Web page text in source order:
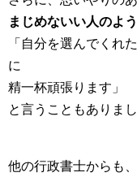
まじめないい人のよ
「自分を選んでくれ
に
精一杯頑張ります」
と言うこともありまし
他の行政書士からも、